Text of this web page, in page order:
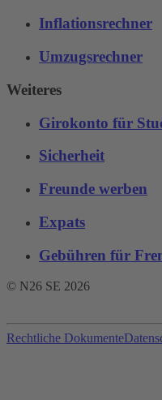
Inflationsrechner
Umzugsrechner
Weiteres
Girokonto für
Sicherheit
Freunde werben
Expats
Gebühren für
© N26 SE 2026
Rechtliche Dokumente